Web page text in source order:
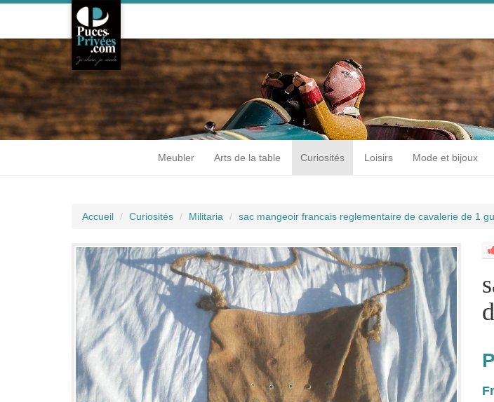
Meubler Arts de la table Curiosités Loisirs Mode et bijoux
Accueil Curiosités Militaria sac mangeoir francais reglementaire de cavalerie de 1